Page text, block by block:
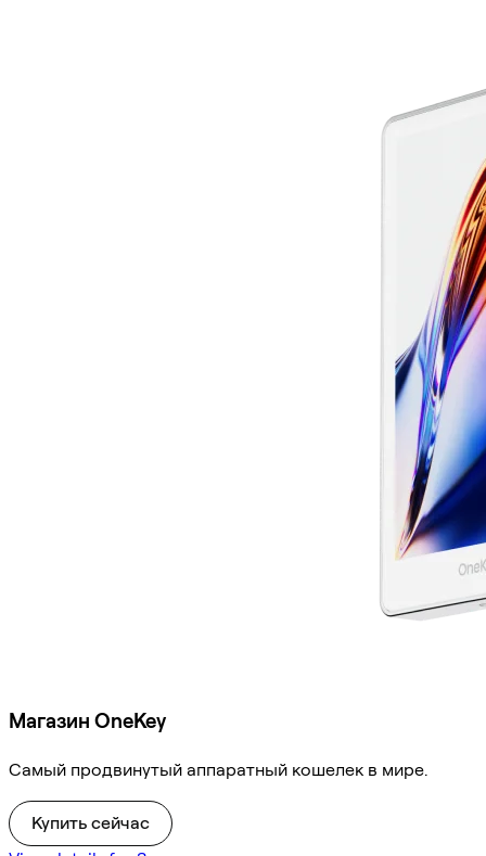
Магазин OneKey
Самый продвинутый аппаратный кошелек в мире.
Купить сейчас